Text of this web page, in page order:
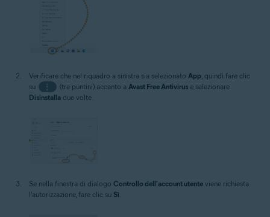
Verificare che nel riquadro a sinistra sia selezionato App , quindi fare clic
su
⋮ (tre puntini) accanto a Avast Free Antiviruse selezionare
Disinstalla due volte.
Se nella finestra di dialogo Controllo dell'account utente viene richiesta
l'autorizzazione, fare clic su Sì